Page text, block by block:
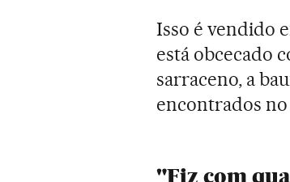
Isso é vendido
está obcecado
sarraceno, a
encontrados no
"Fiz com